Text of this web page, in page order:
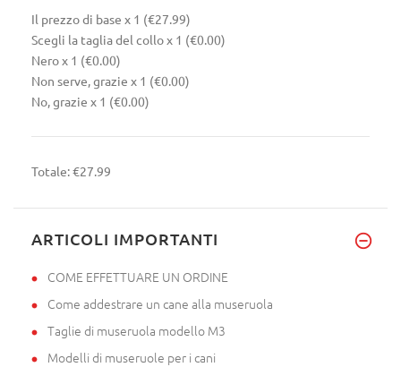
Il prezzo di base x 1 (€27.99)
Scegli la taglia del collox 1 (€0.00)
Nerox 1 (€0.00)
Non serve, grazie x 1 (€0.00)
No, grazie x 1 (€0.00)
Totale:€27.99
ARTICOLI IMPORTANTI
COME EFFETTUARE UN ORDINE
Come addestrare un cane alla museruola
Taglie di museruola modello M3
Modelli di museruole per i cani